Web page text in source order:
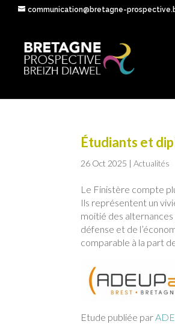
communication@bretagne-
Étudiants et
26 Oct 2025 |Actualités
Le Finistère compte
Ils représentent un
moitié des alternances
défense et de
comparable à la part
Etude publiée par